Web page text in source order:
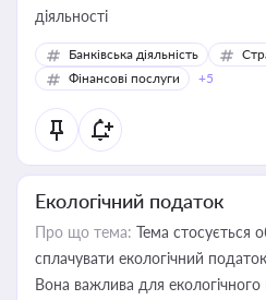
діяльності
Банківська діяльність
Фінансові послуги
+5
Екологічний податок
Про що тема: Тема стосується
сплачувати екологічний
Вона важлива для екологічного